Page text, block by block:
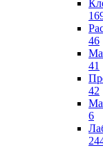
46
41
42
6